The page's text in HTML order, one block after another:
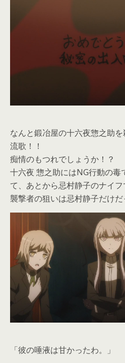
なんと鍛冶屋の十六夜惣之助
流歌！！
痴情のもつれでしょうか！？
十六夜 惣之助にはNG行動の毒
て、あとから忌村静子のナイフ
襲撃者の狙いは忌村静子だけだ
「彼の唾液は甘かったわ。」